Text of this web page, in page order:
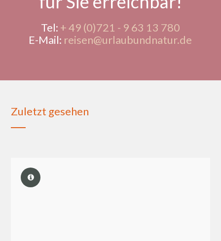
Tel: + 49 (0)721 - 9 63 13 780
E-Mail: reisen@urlaubundnatur.de
Zuletzt gesehen